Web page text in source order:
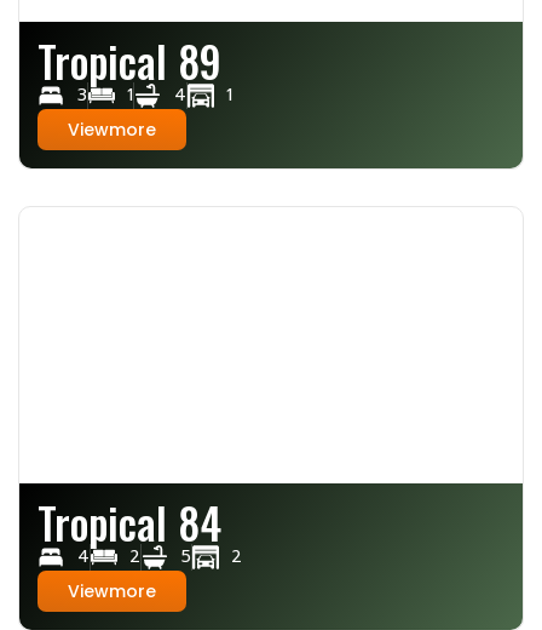
Tropical 89
3 1 4 1
Viewmore
Tropical 84
4 2 5 2
Viewmore